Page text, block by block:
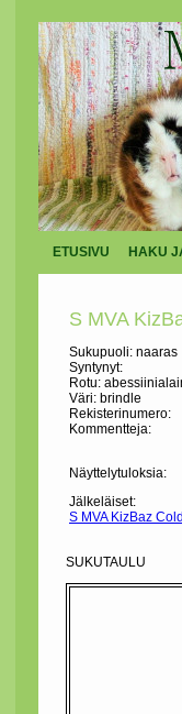
ETUSIVU HAKU
S MVA
Sukupuoli: naaras
Syntynyt:
Rotu:
Väri: brindle
Rekisterinumero:
Kommentteja:
Näyttelytuloksia:
Jälkeläiset:
S MVA KizBaz
SUKUTAULU